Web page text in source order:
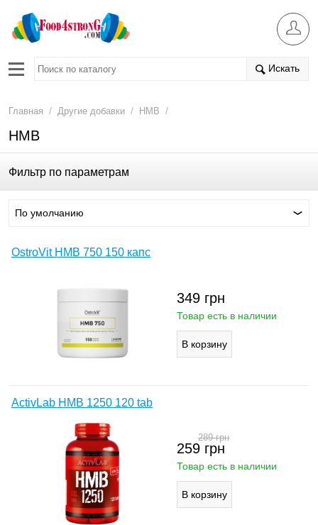
Искать
Главная / Другие добавки / НМВ /
НМВ
Фильтр по параметрам
По умолчанию
OstroVit HMB 750 150 капс
349 грн
Товар есть в наличии
ActivLab HMB 1250 120 tab
259 грн
289грн
Товар есть в наличии